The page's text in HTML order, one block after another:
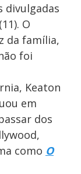
divulgadas
O
da família,
foi
Keaton
em
dos
como O